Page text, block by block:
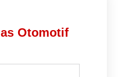
Otomotif